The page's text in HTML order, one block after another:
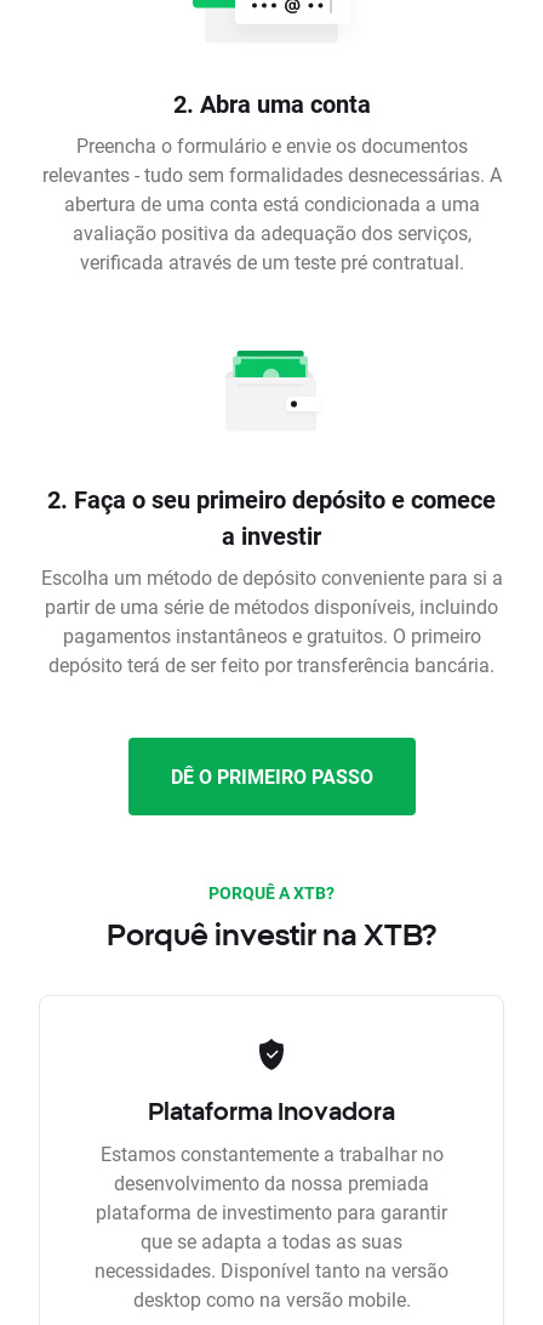
2. Abra uma conta
Preencha o formulário e envie os documentos
relevantes - tudo sem formalidades desnecessárias. A
abertura de uma conta está condicionada a uma
avaliação positiva da adequação dos serviços,
verificada através de um teste pré contratual.
2. Faça o seu primeiro depósito e comece
a investir
Escolha um método de depósito conveniente para si a
partir de uma série de métodos disponíveis, incluindo
pagamentos instantâneos e gratuitos. O primeiro
depósito terá de ser feito por transferência bancária.
DÊ O PRIMEIRO PASSO
PORQUÊ A XTB?
Porquê investir na XTB?
Plataforma Inovadora
Estamos constantemente a trabalhar no
desenvolvimento da nossa premiada
plataforma de investimento para garantir
que se adapta a todas as suas
necessidades. Disponível tanto na versão
desktop como na versão mobile.